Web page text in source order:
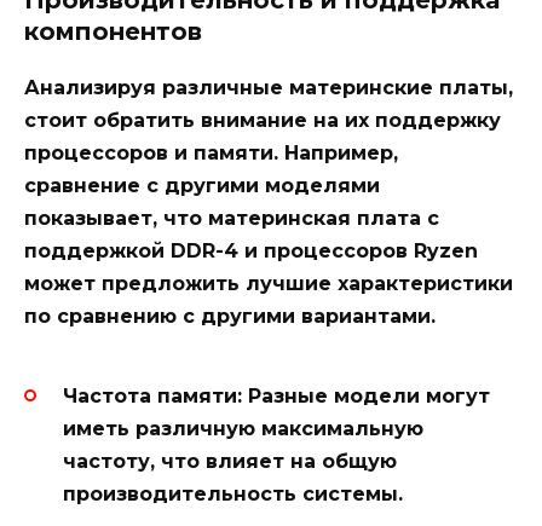
компонентов
Анализируя различные материнские платы,
стоит обратить внимание на их поддержку
процессоров и памяти. Например,
сравнение с другими моделями
показывает, что материнская плата с
поддержкой DDR-4 и процессоров Ryzen
может предложить лучшие характеристики
по сравнению с другими вариантами.
Частота памяти: Разные модели могут
иметь различную максимальную
частоту, что влияет на общую
производительность системы.